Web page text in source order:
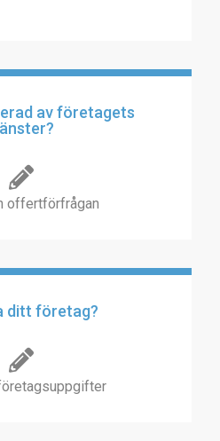
av företagets
offertförfrågan
ditt företag?